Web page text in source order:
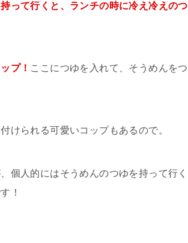
って行くと、ランチの時に冷え冷えのつ
プ！ ここにつゆを入れて、そうめんをつ
けられる可愛いコップもあるので。
個人的にはそうめんのつゆを持って行く
！